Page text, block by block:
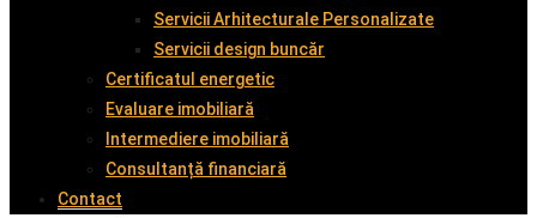
Servicii Arhitecturale Personalizate
Servicii design buncăr
Certificatul energetic
Evaluare imobiliară
Intermediere imobiliară
Consultanță financiară
Contact